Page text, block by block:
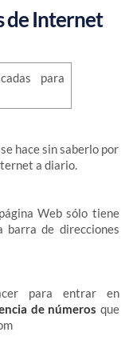
de Internet
hace sin saberlo por
a diario.
Web sólo tiene
barra de direcciones
para entrar en
de números que